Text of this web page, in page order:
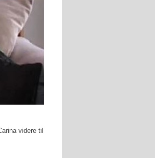
videre til